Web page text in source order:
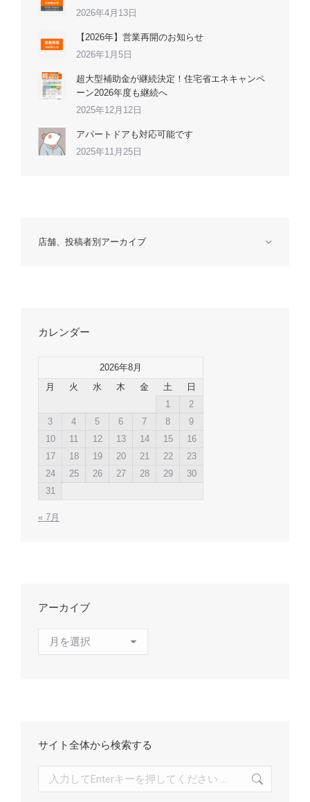
2026年4月13日
【2026年】営業再開のお知らせ
2026年1月5日
超大型補助金が継続決定！住宅省エネキャンペ
ーン2026年度も継続へ
2025年12月12日
アパートドアも対応可能です
2025年11月25日
店舗、投稿者別アーカイブ
カレンダー
2026年8月
月
火 水 木 金 土
日
1
2
3
4 5 6 7 8
9
10
11 12 13 14 15
16
17
18 19 20 21 22
23
24
25 26 27 28 29
30
31
« 7月
アーカイブ
サイト全体から検索する